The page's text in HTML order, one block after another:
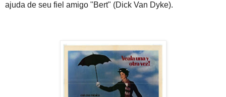
ajuda de seu fiel amigo "Bert" (Dick Van Dyke).